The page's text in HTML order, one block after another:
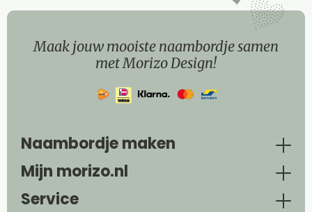
Maak jouw mooiste naambordje samen
met Morizo Design!
Naambordje maken
Mijn morizo.nl
Service